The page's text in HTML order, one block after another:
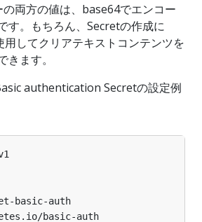
両方の値は、base64でエンコー
す。もちろん、Secretの作成に
用してクリアテキストコンテンツを
ます。
authentication Secretの設定例
basic-auth
basic-auth